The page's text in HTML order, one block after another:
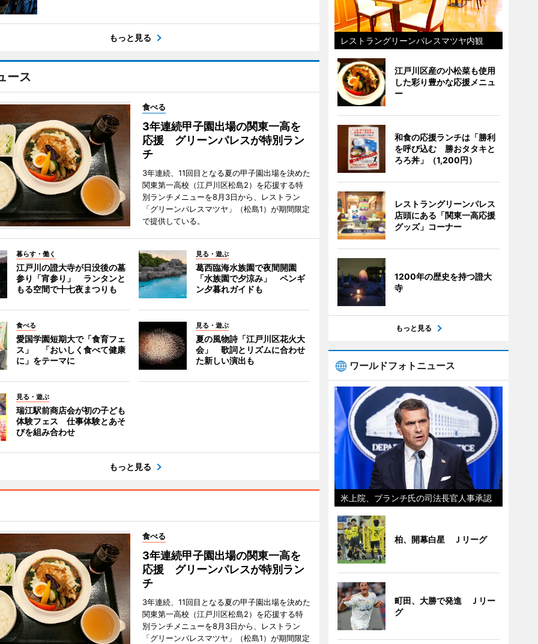
もっと見る
ース
食べる
3年連続甲子園出場の関東一高を
応援 グリーンパレスが特別ラン
チ
3年連続、11回目となる夏の甲子園出場を決めた
関東第一高校（江戸川区松島2）を応援する特
別ランチメニューを8月3日から、レストラン
「グリーンパレスマツヤ」（松島1）が期間限定
で提供している。
暮らす・働く
江戸川の證大寺が日没後の墓
参り「宵参り」 ランタンと
もる空間で十七夜まつりも
見る・遊ぶ
葛西臨海水族園で夜間開園
「水族園で夕涼み」 ペンギ
ン夕暮れガイドも
食べる
愛国学園短期大で「食育フェ
ス」 「おいしく食べて健康
に」をテーマに
見る・遊ぶ
夏の風物詩「江戸川区花火大
会」 歌詞とリズムに合わせ
た新しい演出も
見る・遊ぶ
瑞江駅前商店会が初の子ども
体験フェス 仕事体験とあそ
びを組み合わせ
もっと見る
食べる
3年連続甲子園出場の関東一高を
応援 グリーンパレスが特別ラン
チ
3年連続、11回目となる夏の甲子園出場を決めた
関東第一高校（江戸川区松島2）を応援する特
別ランチメニューを8月3日から、レストラン
「グリーンパレスマツヤ」（松島1）が期間限定
レストラングリーンパレスマツヤ内観
江戸川区産の小松菜も使用
した彩り豊かな応援メニュ
ー
和食の応援ランチは「勝利
を呼び込む 勝おタタキと
ろろ丼」（1,200円）
レストラングリーンパレス
店頭にある「関東一高応援
グッズ」コーナー
1200年の歴史を持つ證大
寺
もっと見る
ワールドフォトニュース
米上院、ブランチ氏の司法長官人事承認
柏、開幕白星 Ｊリーグ
町田、大勝で発進 Ｊリー
グ